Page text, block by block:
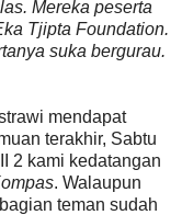
Mereka peserta
Tjipta Foundation.
suka bergurau.
mendapat
terakhir, Sabtu
2 kami kedatangan
. Walaupun
teman sudah